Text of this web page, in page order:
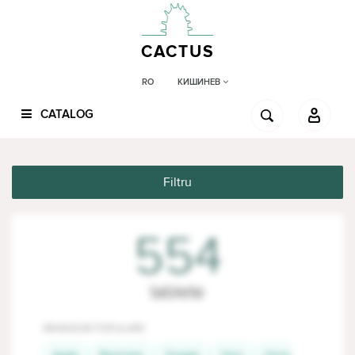
CACTUS
RO КИШИНЕВ
CATALOG
554
tablete
Filtru